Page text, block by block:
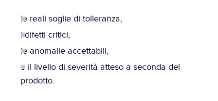
le reali soglie di tolleranza,
i difetti critici,
le anomalie accettabili,
e il livello di severità atteso a seconda del
prodotto.